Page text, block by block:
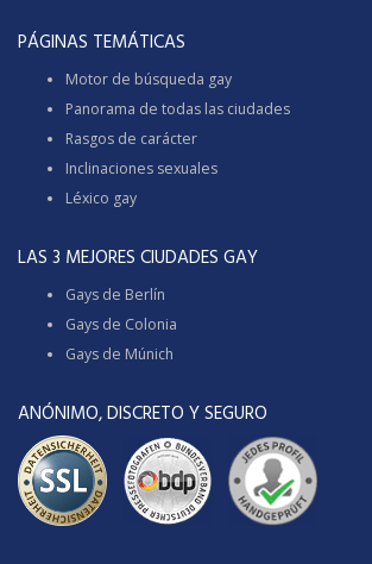
PÁGINAS TEMÁTICAS
Motor de búsqueda gay
Panorama de todas las ciudades
Rasgos de carácter
Inclinaciones sexuales
Léxico gay
LAS 3 MEJORES CIUDADES GAY
Gays de Berlín
Gays de Colonia
Gays de Múnich
ANÓNIMO, DISCRETO Y SEGURO